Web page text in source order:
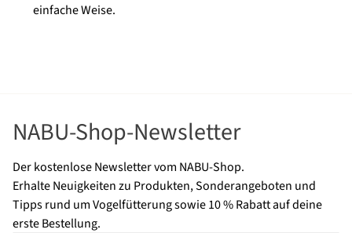
einfache Weise.
NABU-Shop-Newsletter
Der kostenlose Newsletter vom NABU-Shop.
Erhalte Neuigkeiten zu Produkten, Sonderangeboten und
Tipps rund um Vogelfütterung sowie 10 % Rabatt auf deine
erste Bestellung.